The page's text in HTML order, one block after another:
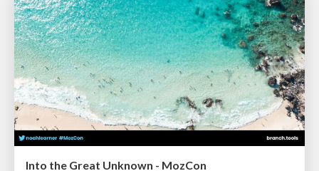
Into the Great Unknown - MozCon